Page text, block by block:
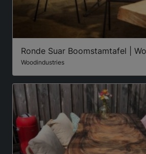
Ronde Suar Boomstamtafel |
Woodindustries